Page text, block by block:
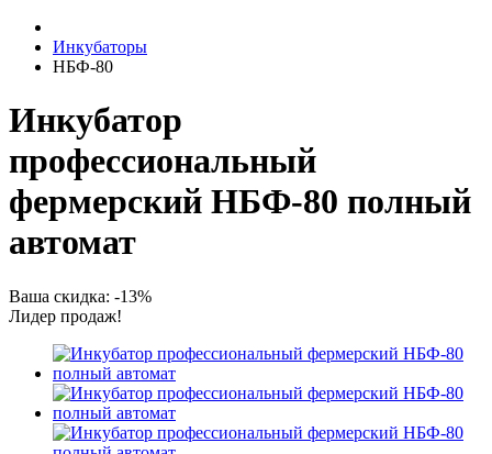
Инкубаторы
НБФ-80
Инкубатор
профессиональный
фермерский НБФ-80 полный
автомат
Ваша скидка: -13%
Лидер продаж!